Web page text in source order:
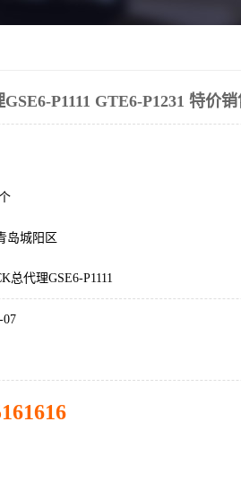
P1111 GTE6-P1231 特价销
岛城阳区
总代理GSE6-P1111
07